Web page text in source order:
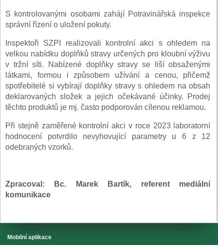
S kontrolovanými osobami zahájí Potravinářská inspekce
správní řízení o uložení pokuty.
Inspektoři SZPI realizovali kontrolní akci s ohledem na
velkou nabídku doplňků stravy určených pro kloubní výživu
v tržní síti. Nabízené doplňky stravy se liší obsaženými
látkami, formou i způsobem užívání a cenou, přičemž
spotřebitelé si vybírají doplňky stravy s ohledem na obsah
deklarovaných složek a jejich očekávané účinky. Prodej
těchto produktů je mj. často podporován cílenou reklamou.
Při stejně zaměřené kontrolní akci v roce 2023 laboratorní
hodnocení potvrdilo nevyhovující parametry u 6 z 12
odebraných vzorků.
Zpracoval: Bc. Marek Bartík, referent mediální
komunikace
Mobilní aplikace